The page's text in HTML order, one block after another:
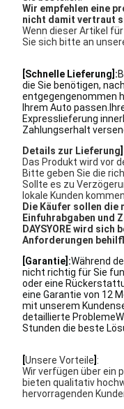
Wir empfehlen eine
nicht damit vertraut
Wenn dieser Artikel
Sie sich bitte an
[Schnelle Lieferung]:
die Sie benötigen,
entgegengenommen
Ihrem Auto
Expresslieferung
Zahlungserhalt
Details zur Lieferung
Das Produkt wird vor
Bitte geben Sie die
Sollte es zu
lokale Kunden
Die Käufer sollen die
Einfuhrabgaben und
DAYSYORE wird sich
Anforderungen
[Garantie]:Während
nicht richtig für Sie
oder eine
eine Garantie von 12
mit unserem
detaillierte
Stunden die beste
Unsere Vorteile :
Wir verfügen über ein
bieten qualitativ
hervorragenden